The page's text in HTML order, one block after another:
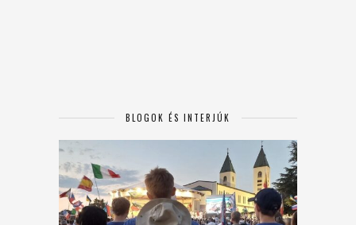
BLOGOK ÉS INTERJÚK